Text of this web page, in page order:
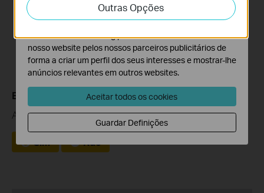
Este guia foi útil?
A sua resposta ajuda-nos a melhorar o nosso site.
Sim Não
Outras Opções
atividades no nosso website para melhorar e ajustar a
funcionalidade do nosso website.
O cookies de marketing podem ser definidos através do
nosso website pelos nossos parceiros publicitários de
forma a criar um perfil dos seus interesses e mostrar-lhe
anúncios relevantes em outros websites.
Aceitar todos os cookies
Guardar Definições